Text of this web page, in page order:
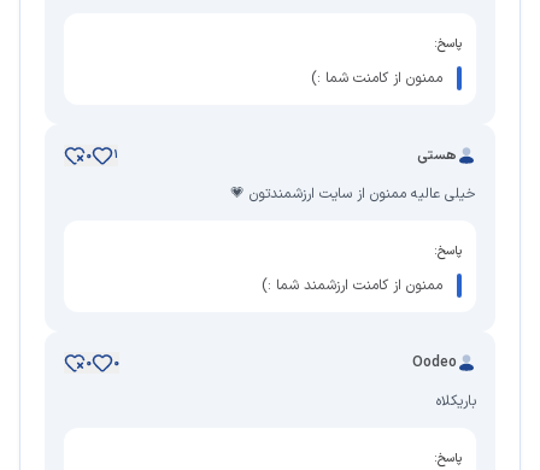
پاسخ:
ممنون از کامنت شما :)
هستی 1
0
خیلی عالیه ممنون از سایت ارزشمندتون 💗
پاسخ:
ممنون از کامنت ارزشمند شما :)
Oodeo
0
0
باریکلاه
پاسخ: